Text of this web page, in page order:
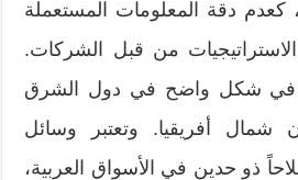
كعدم دقة المعلومات المستعملة
من قبل الشركات.
في شكل واضح في دول الشرق
شمال أفريقيا. وتعتبر وسائل
ذو حدين في الأسواق العربية،